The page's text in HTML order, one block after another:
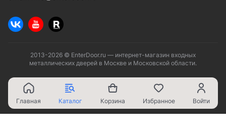
2013-2026 © EnterDoor.ru — интернет-магазин входных
металлических дверей в Москве и Московской области.
Главная Каталог Корзина Избранное Войти